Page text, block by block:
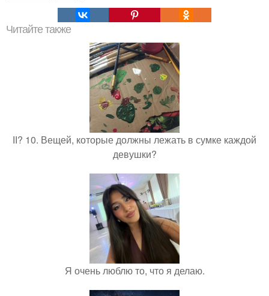
Читайте также
ІІ? 10. Вещей, которые должны лежать в сумке каждой
девушки?
Я очень люблю то, что я делаю.